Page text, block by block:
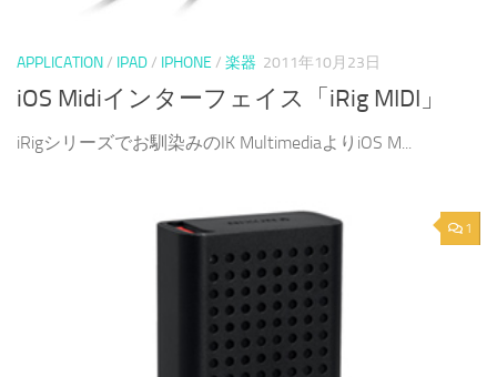
APPLICATION/ IPAD/ IPHONE / 楽器 2011年10月23日
iOS Midiインターフェイス「iRig MIDI」
iRigシリーズでお馴染みのIK MultimediaよりiOS M...
1